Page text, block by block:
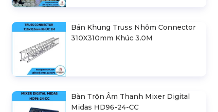
Bán Khung Truss Nhôm Connector
310X310mm Khúc 3.0M
Bàn Trộn Âm Thanh Mixer Digital
Midas HD96-24-CC